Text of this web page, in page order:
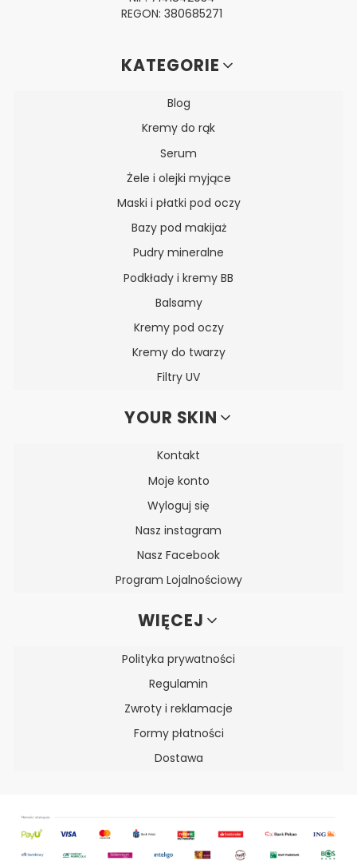
REGON: 380685271
Linki w stopceKATEGORIE
Blog
Kremy do rąk
Serum
Żele i olejki myjące
Maski i płatki pod oczy
Bazy pod makijaż
Pudry mineralne
Podkłady i kremy BB
Balsamy
Kremy pod oczy
Kremy do twarzy
Filtry UV
YOUR SKIN
Kontakt
Moje konto
Wyloguj się
Nasz instagram
Nasz Facebook
Program Lojalnościowy
WIĘCEJ
Polityka prywatności
Regulamin
Zwroty i reklamacje
Formy płatności
Dostawa